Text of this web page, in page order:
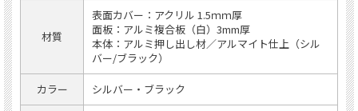
材質
表面カバー：アクリル 1.5ｍｍ厚
面板：アルミ複合板（白）3mm厚
本体：アルミ押し出し材／アルマイト仕上（シル
バー/ブラック）
カラー シルバー・ブラック